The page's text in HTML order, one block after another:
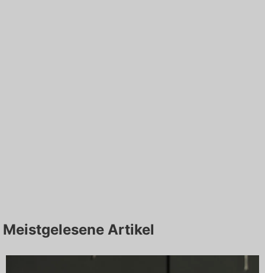
Meistgelesene Artikel